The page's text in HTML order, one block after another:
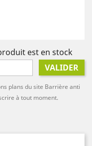
est en stock
VALIDER
plans du site Barrière anti
à tout moment.